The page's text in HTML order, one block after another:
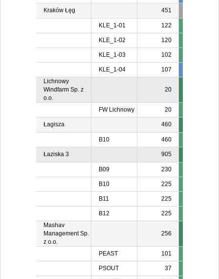
Kraków Łęg 451
KLE_1-01 122
KLE_1-02 120
KLE_1-03 102
KLE_1-04 107
Lichnowy
Windfarm Sp. z
o.o.
20
FW Lichnowy 20
Łagisza 460
B10 460
Łaziska 3 905
B09 230
B10 225
B11 225
B12
225
Mashav
Management Sp.
z o.o.
256
PEAST 101
PSOUT 37